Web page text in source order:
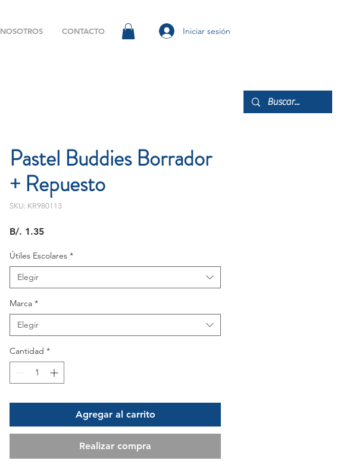
NOSOTROS CONTACTO Iniciar sesión
Pastel Buddies Borrador
+ Repuesto
SKU: KR980113
B/. 1.35Precio
Útiles Escolares *
Elegir
Marca *
Elegir
Cantidad *
Agregar al carrito
Realizar compra